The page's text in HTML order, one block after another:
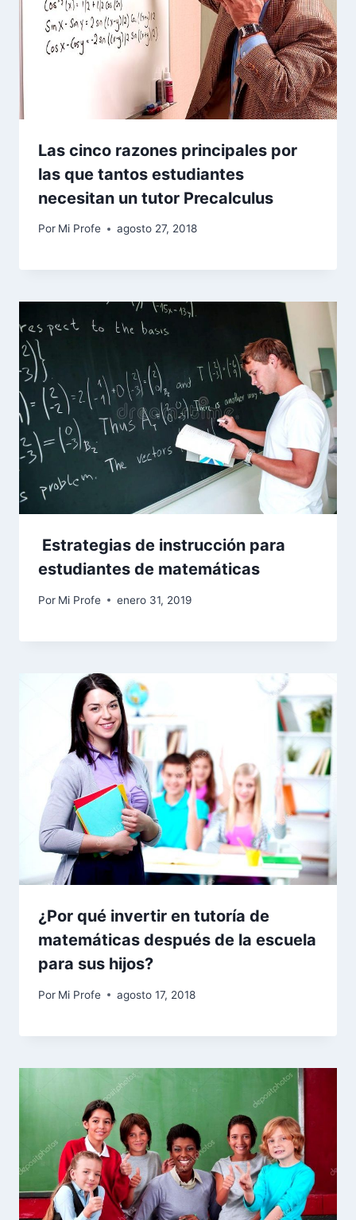
Las cinco razones principales por
las que tantos estudiantes
necesitan un tutor Precalculus
Por Mi Profe agosto 27, 2018
Estrategias de instrucción para
estudiantes de matemáticas
Por Mi Profe enero 31, 2019
¿Por qué invertir en tutoría de
matemáticas después de la escuela
para sus hijos?
Por Mi Profe agosto 17, 2018